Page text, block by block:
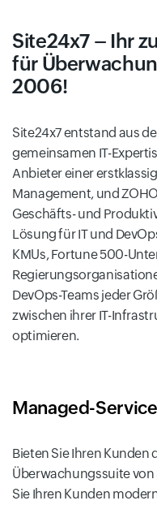
Site24x7 – Ihr
für
2006!
Site24x7 entstand aus
gemeinsamen IT-
Anbieter einer
Management, und
Geschäfts- und
Lösung für IT und
KMUs, Fortune 500-
DevOps-Teams jeder
zwischen ihrer IT-
optimieren.
Managed-
Bieten Sie Ihren
Überwachungssuite von
Sie Ihren Kunden